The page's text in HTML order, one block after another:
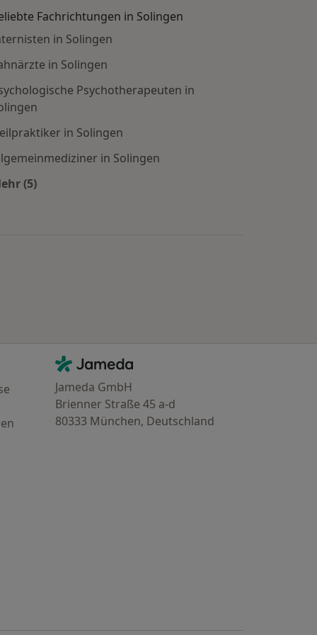
Fachrichtungen in Solingen
in Solingen
in Solingen
Psychotherapeuten in
in Solingen
in Solingen
(5)
Kontakt
Jameda - Startseite
Jameda GmbH
Brienner Straße 45 a-d
80333 München, Deutschland